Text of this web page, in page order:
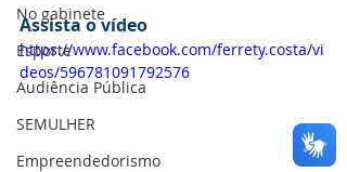
No gabinete
Esporte
Audiência Pública
SEMULHER
Empreendedorismo
Assista o vídeo
https://www.facebook.com/ferrety.costa/vi
deos/596781091792576